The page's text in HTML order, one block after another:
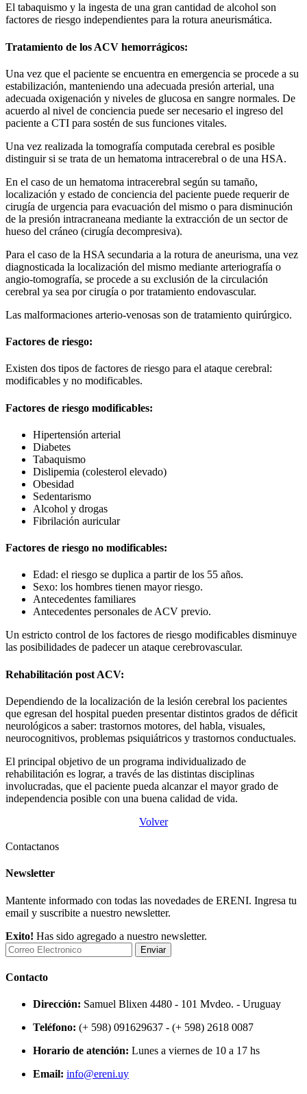
El tabaquismo y la ingesta de una gran cantidad de alcohol son
factores de riesgo independientes para la rotura aneurismática.
Tratamiento de los ACV hemorrágicos:
Una vez que el paciente se encuentra en emergencia se procede a su
estabilización, manteniendo una adecuada presión arterial, una
adecuada oxigenación y niveles de glucosa en sangre normales. De
acuerdo al nivel de conciencia puede ser necesario el ingreso del
paciente a CTI para sostén de sus funciones vitales.
Una vez realizada la tomografía computada cerebral es posible
distinguir si se trata de un hematoma intracerebral o de una HSA.
En el caso de un hematoma intracerebral según su tamaño,
localización y estado de conciencia del paciente puede requerir de
cirugía de urgencia para evacuación del mismo o para disminución
de la presión intracraneana mediante la extracción de un sector de
hueso del cráneo (cirugía decompresiva).
Para el caso de la HSA secundaria a la rotura de aneurisma, una vez
diagnosticada la localización del mismo mediante arteriografía o
angio-tomografía, se procede a su exclusión de la circulación
cerebral ya sea por cirugía o por tratamiento endovascular.
Las malformaciones arterio-venosas son de tratamiento quirúrgico.
Factores de riesgo:
Existen dos tipos de factores de riesgo para el ataque cerebral:
modificables y no modificables.
Factores de riesgo modificables:
Hipertensión arterial
Diabetes
Tabaquismo
Dislipemia (colesterol elevado)
Obesidad
Sedentarismo
Alcohol y drogas
Fibrilación auricular
Factores de riesgo no modificables:
Edad: el riesgo se duplica a partir de los 55 años.
Sexo: los hombres tienen mayor riesgo.
Antecedentes familiares
Antecedentes personales de ACV previo.
Un estricto control de los factores de riesgo modificables disminuye
las posibilidades de padecer un ataque cerebrovascular.
Rehabilitación post ACV:
Dependiendo de la localización de la lesión cerebral los pacientes
que egresan del hospital pueden presentar distintos grados de déficit
neurológicos a saber: trastornos motores, del habla, visuales,
neurocognitivos, problemas psiquiátricos y trastornos conductuales.
El principal objetivo de un programa individualizado de
rehabilitación es lograr, a través de las distintas disciplinas
involucradas, que el paciente pueda alcanzar el mayor grado de
independencia posible con una buena calidad de vida.
Volver
Contactanos
Newsletter
Mantente informado con todas las novedades de ERENI. Ingresa tu
email y suscribite a nuestro newsletter.
Exito! Has sido agregado a nuestro newsletter.
Enviar
Contacto
Dirección: Samuel Blixen 4480 - 101 Mvdeo. - Uruguay
Teléfono: (+ 598) 091629637 - (+ 598) 2618 0087
Horario de atención: Lunes a viernes de 10 a 17 hs
Email: info@ereni.uy